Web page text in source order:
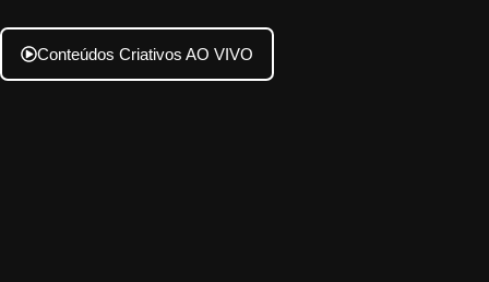
Conteúdos Criativos AO VIVO